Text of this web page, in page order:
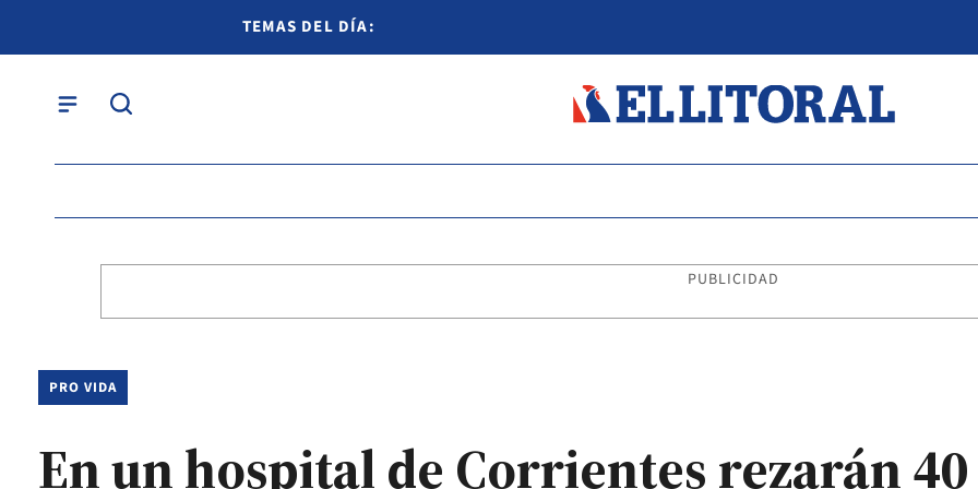
TEMAS DEL DÍA:
PUBLICIDAD
PRO VIDA
En un hospital de Corrientes rezarán